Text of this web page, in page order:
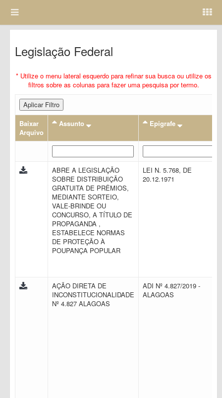
Legislação Federal
* Utilize o menu lateral esquerdo para refinar sua busca ou utilize os
filtros sobre as colunas para fazer uma pesquisa por termo.
Aplicar Filtro
Baixar
Arquivo
Assunto Epigrafe
ABRE A LEGISLAÇÃO
SOBRE DISTRIBUIÇÃO
GRATUITA DE PRÊMIOS,
MEDIANTE SORTEIO,
VALE-BRINDE OU
CONCURSO, A TÍTULO DE
PROPAGANDA ,
ESTABELECE NORMAS
DE PROTEÇÃO À
POUPANÇA POPULAR
LEI N. 5.768, DE
20.12.1971
AÇÃO DIRETA DE
INCONSTITUCIONALIDADE
Nº 4.827 ALAGOAS
ADI Nº 4.827/2019 -
ALAGOAS